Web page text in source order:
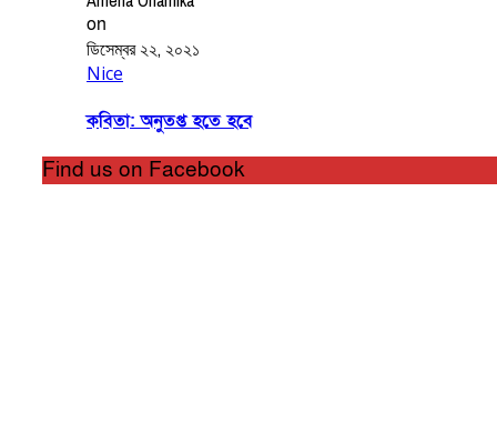
on
ডিসেম্বর ২২, ২০২১
Nice
কবিতা: অনুতপ্ত হতে হবে
Find us on Facebook